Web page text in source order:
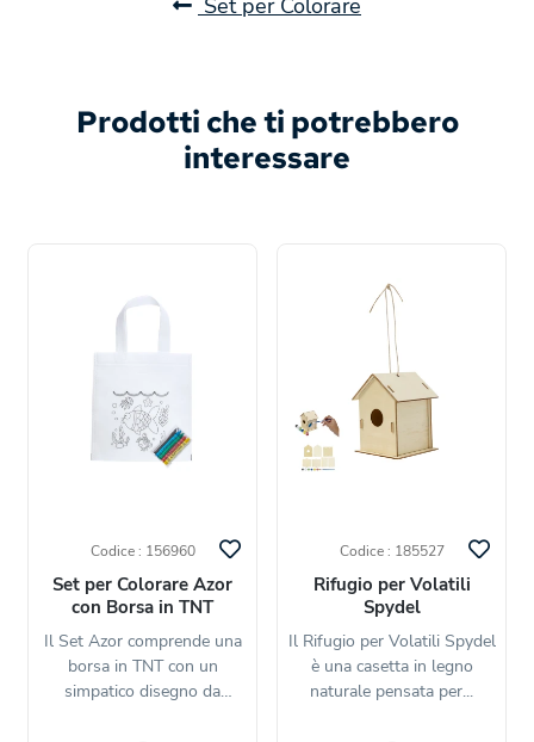
Prodotti che ti potrebbero
interessare
Codice : 156960
Set per Colorare Azor
con Borsa in TNT
Il Set Azor comprende una
borsa in TNT con un
simpatico disegno da
Codice : 185527
Rifugio per Volatili
Spydel
Il Rifugio per Volatili Spydel
è una casetta in legno
naturale pensata per...